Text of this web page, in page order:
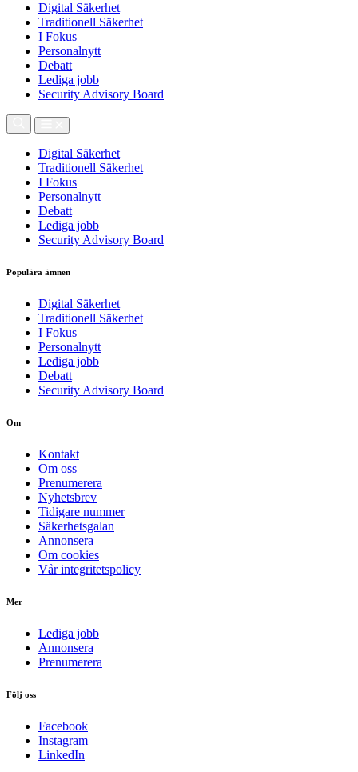
Digital Säkerhet
Traditionell Säkerhet
I Fokus
Personalnytt
Debatt
Lediga jobb
Security Advisory Board
Digital Säkerhet
Traditionell Säkerhet
I Fokus
Personalnytt
Debatt
Lediga jobb
Security Advisory Board
Populära ämnen
Digital Säkerhet
Traditionell Säkerhet
I Fokus
Personalnytt
Lediga jobb
Debatt
Security Advisory Board
Om
Kontakt
Om oss
Prenumerera
Nyhetsbrev
Tidigare nummer
Säkerhetsgalan
Annonsera
Om cookies
Vår integritetspolicy
Mer
Lediga jobb
Annonsera
Prenumerera
Följ oss
Facebook
Instagram
LinkedIn